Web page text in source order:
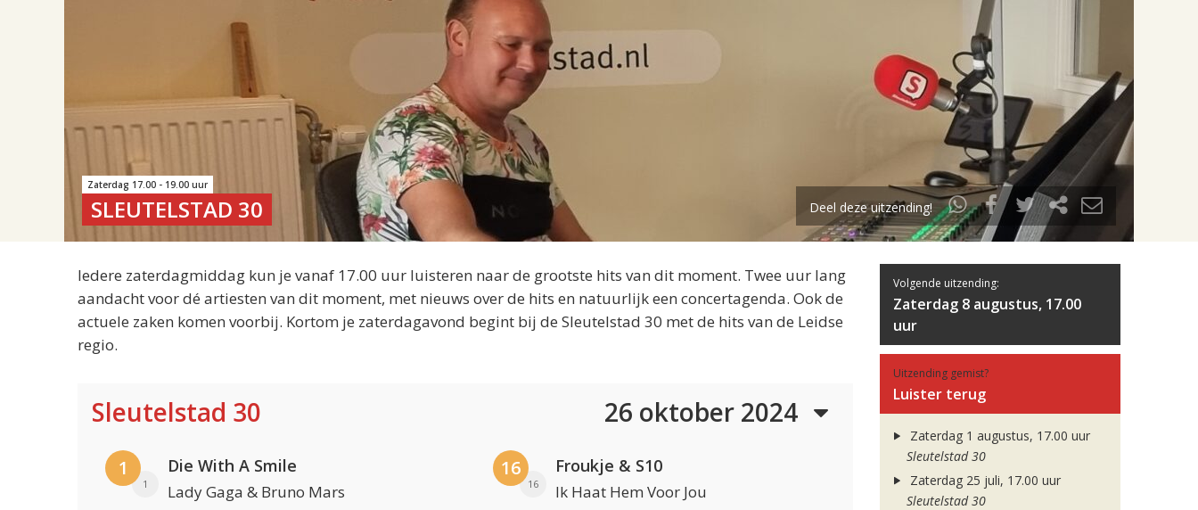
Zaterdag 17.00 - 19.00 uur
SLEUTELSTAD 30 Deel deze uitzending!
Iedere zaterdagmiddag kun je vanaf 17.00 uur luisteren naar de grootste hits van dit moment. Twee uur lang
aandacht voor dé artiesten van dit moment, met nieuws over de hits en natuurlijk een concertagenda. Ook de
actuele zaken komen voorbij. Kortom je zaterdagavond begint bij de Sleutelstad 30 met de hits van de Leidse
regio.
Sleutelstad 30 26 oktober 2024
1
1
Die With A Smile
Lady Gaga & Bruno Mars
16
16
Froukje & S10
Ik Haat Hem Voor Jou
Volgende uitzending:
Zaterdag 8 augustus, 17.00
uur
Uitzending gemist?
Luister terug
Zaterdag 1 augustus, 17.00 uur
Sleutelstad 30
Zaterdag 25 juli, 17.00 uur
Sleutelstad 30